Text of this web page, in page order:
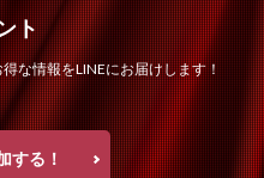
ト
な情報をLINEにお届けします！
する！